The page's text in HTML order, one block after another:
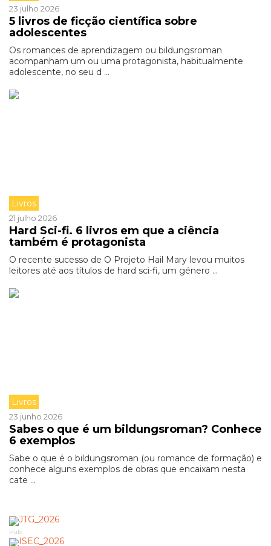
23 julho 2026
5 livros de ficção científica sobre
adolescentes
Os romances de aprendizagem ou bildungsroman
acompanham um ou uma protagonista, habitualmente
adolescente, no seu d ...
Livros
21 julho 2026
Hard Sci-fi. 6 livros em que a ciência
também é protagonista
O recente sucesso de O Projeto Hail Mary levou muitos
leitores até aos títulos de hard sci-fi, um género ...
Livros
23 junho 2026
Sabes o que é um bildungsroman? Conhece
6 exemplos
Sabe o que é o bildungsroman (ou romance de formação) e
conhece alguns exemplos de obras que encaixam nesta
cate ...
Pub